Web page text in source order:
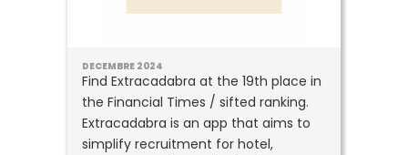
DECEMBRE 2024
Find Extracadabra at the 19th place in
the Financial Times / sifted ranking.
Extracadabra is an app that aims to
simplify recruitment for hotel,